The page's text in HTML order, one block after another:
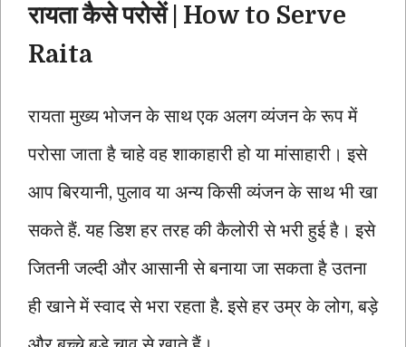
रायता कैसे परोसें | How to Serve
Raita
रायता मुख्य भोजन के साथ एक अलग व्यंजन के रूप में
परोसा जाता है चाहे वह शाकाहारी हो या मांसाहारी। इसे
आप बिरयानी, पुलाव या अन्य किसी व्यंजन के साथ भी खा
सकते हैं. यह डिश हर तरह की कैलोरी से भरी हुई है। इसे
जितनी जल्दी और आसानी से बनाया जा सकता है उतना
ही खाने में स्वाद से भरा रहता है. इसे हर उम्र के लोग, बड़े